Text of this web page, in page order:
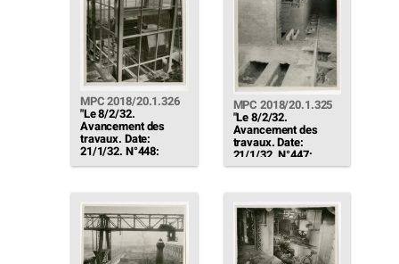
MPC 2018/20.1.326
"Le 8/2/32.
Avancement des
travaux. Date:
21/1/32. N°448:
Chambre des claies
grilles sont terminées
(on voit un tas de
feuilles dégorgées
par la goulotte en
bas, à gauche -[…])
[…]"
MPC 2018/20.1.325
"Le 8/2/32.
Avancement des
travaux. Date:
21/1/32. N°447:
Caniveau à cendres
double caniveau pair
en achèvement à la
sortie de la
chaufferie"